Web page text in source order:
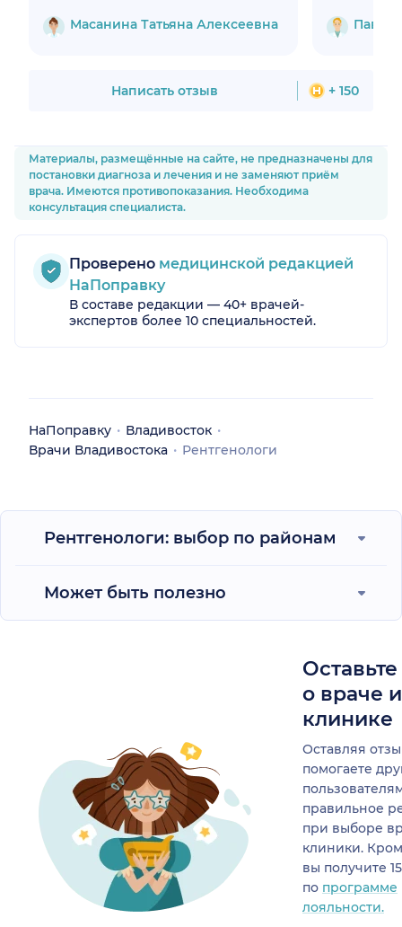
Масанина Татьяна Алексеевна
Андрея
вопросы.
Написать отзыв + 150
Материалы, размещённые на сайте, не предназначены для
постановки диагноза и лечения и не заменяют приём
врача. Имеются противопоказания. Необходима
консультация специалиста.
Проверено медицинской редакцией
НаПоправку
В составе редакции — 40+ врачей-
экспертов более 10 специальностей.
НаПоправку
Владивосток
Врачи Владивостока
Рентгенологи
Рентгенологи: выбор по районам
Может быть полезно
о враче
клинике
Оставляя
помогаете
правильное
при выборе
клиники.
вы получите
по программе
лояльности.